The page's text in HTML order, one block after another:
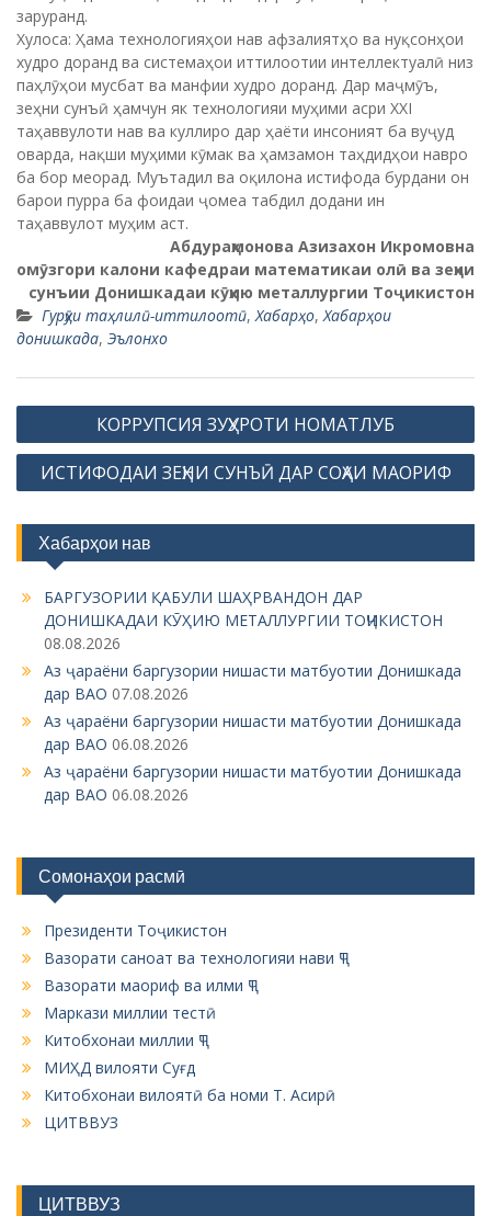
заруранд.
Хулоса: Ҳама технологияҳои нав афзалиятҳо ва нуқсонҳои
худро доранд ва системаҳои иттилоотии интеллектуалӣ низ
паҳлӯҳои мусбат ва манфии худро доранд. Дар маҷмӯъ,
зеҳни сунъӣ ҳамчун як технологияи муҳими асри XXI
таҳаввулоти нав ва куллиро дар ҳаёти инсоният ба вуҷуд
оварда, нақши муҳими кӯмак ва ҳамзамон таҳдидҳои навро
ба бор меорад. Муътадил ва оқилона истифода бурдани он
барои пурра ба фоидаи ҷомеа табдил додани ин
таҳаввулот муҳим аст.
Абдураҳмонова Азизахон Икромовна
омӯзгори калони кафедраи математикаи олӣ ва зеҳни
сунъии Донишкадаи кӯҳию металлургии Тоҷикистон
Гурӯҳи таҳлилӣ-иттилоотӣ,Хабарҳо,Хабарҳои
донишкада, Эълонхо
P
o
v
g
КОРРУПСИЯ ЗУҲУРОТИ НОМАТЛУБ
ИСТИФОДАИ ЗЕҲНИ СУНЪӢ ДАР СОҲАИ МАОРИФ
Хабарҳои нав
БАРГУЗОРИИ ҚАБУЛИ ШАҲРВАНДОН ДАР
ДОНИШКАДАИ КӮҲИЮ МЕТАЛЛУРГИИ ТОҶИКИСТОН
08.08.2026
Аз ҷараёни баргузории нишасти матбуотии Донишкада
дар ВАО 07.08.2026
Аз ҷараёни баргузории нишасти матбуотии Донишкада
дар ВАО 06.08.2026
Аз ҷараёни баргузории нишасти матбуотии Донишкада
дар ВАО 06.08.2026
Сомонаҳои расмӣ
Президенти Тоҷикистон
Вазорати саноат ва технологияи нави ҶТ
Вазорати маориф ва илми ҶТ
Маркази миллии тестӣ
Китобхонаи миллии ҶТ
МИҲД вилояти Суғд
Китобхонаи вилоятӣ ба номи Т. Асирӣ
ЦИТВВУЗ
ЦИТВВУЗ